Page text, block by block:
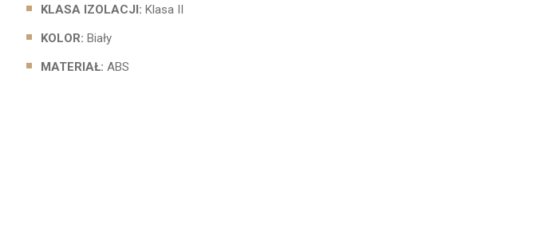
KLASA IZOLACJI: Klasa II
KOLOR: Biały
MATERIAŁ: ABS